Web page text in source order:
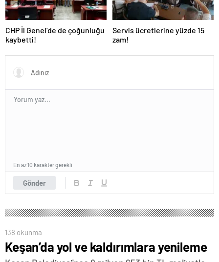
CHP İl Genel’de de çoğunluğu
kaybetti!
Servis ücretlerine yüzde 15
zam!
Gönder
En az 10 karakter gerekli
138 okunma
Keşan’da yol ve kaldırımlara yenileme